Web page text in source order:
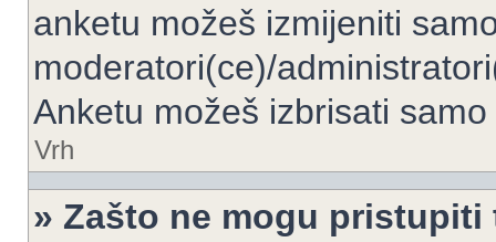
anketu možeš izmijeniti
moderatori(ce)/
Anketu možeš izbrisati
Vrh
» Zašto ne mogu